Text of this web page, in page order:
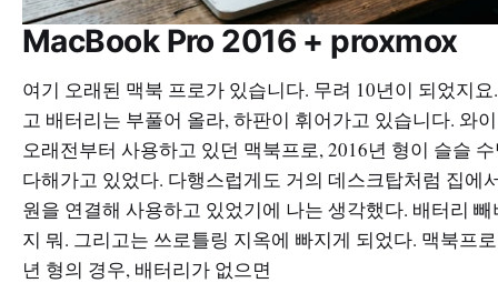
MacBook Pro 2016 + proxmox
여기 오래된 맥북 프로가 있습니다. 무려 10년이 되었지
고 배터리는 부풀어 올라, 하판이 휘어가고 있습니다. 와
오래전부터 사용하고 있던 맥북프로, 2016년 형이 슬슬
다해가고 있었다. 다행스럽게도 거의 데스크탑처럼 집에
원을 연결해 사용하고 있었기에 나는 생각했다. 배터리 빼
지 뭐. 그리고는 쓰로틀링 지옥에 빠지게 되었다. 맥북프
년 형의 경우, 배터리가 없으면